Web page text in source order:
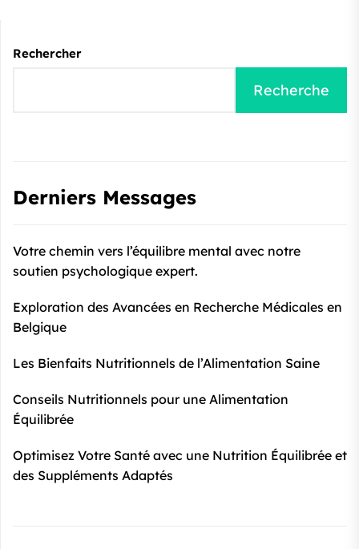
Rechercher
Recherche
Derniers Messages
Votre chemin vers l’équilibre mental avec notre
soutien psychologique expert.
Exploration des Avancées en Recherche Médicales en
Belgique
Les Bienfaits Nutritionnels de l’Alimentation Saine
Conseils Nutritionnels pour une Alimentation
Équilibrée
Optimisez Votre Santé avec une Nutrition Équilibrée et
des Suppléments Adaptés